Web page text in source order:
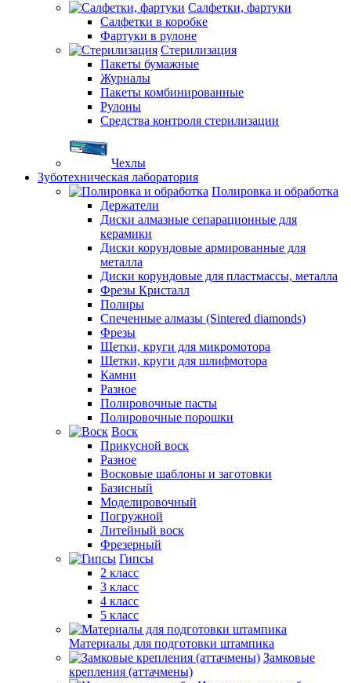
Салфетки, фартуки
Салфетки в коробке
Фартуки в рулоне
Стерилизация
Пакеты бумажные
Журналы
Пакеты комбинированные
Рулоны
Средства контроля стерилизации
Чехлы
Зуботехническая лаборатория
Полировка и обработка
Держатели
Диски алмазные сепарационные для
керамики
Диски корундовые армированные для
металла
Диски корундовые для пластмассы, металла
Фрезы Кристалл
Полиры
Спеченные алмазы (Sintered diamonds)
Фрезы
Щетки, круги для микромотора
Щетки, круги для шлифмотора
Камни
Разное
Полировочные пасты
Полировочные порошки
Воск
Прикусной воск
Разное
Восковые шаблоны и заготовки
Базисный
Моделировочный
Погружной
Литейный воск
Фрезерный
Гипсы
2 класс
3 класс
4 класс
5 класс
Материалы для подготовки штампика
Замковые
крепления (аттачмены)